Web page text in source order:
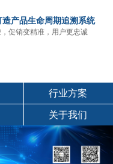
产品生命周期追溯系统
促销变精准，用户更忠诚
行业方案
关于我们